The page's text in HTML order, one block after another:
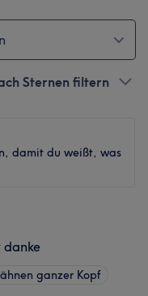
Sternen filtern
damit du weißt, was
danke
ganzer Kopf